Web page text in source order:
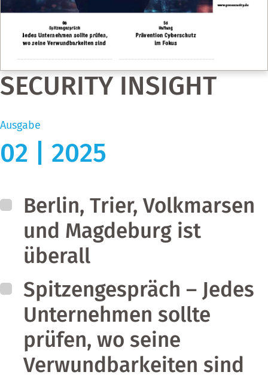
SECURITY INSIGHT
Ausgabe
02 | 2025
Berlin, Trier, Volkmarsen
und Magdeburg ist
überall
Spitzengespräch – Jedes
Unternehmen sollte
prüfen, wo seine
Verwundbarkeiten sind